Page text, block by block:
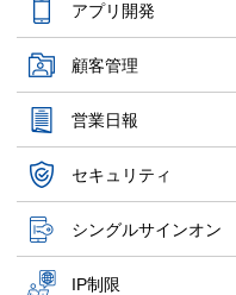
アプリ開発
顧客管理
営業日報
セキュリティ
シングルサインオン
IP制限